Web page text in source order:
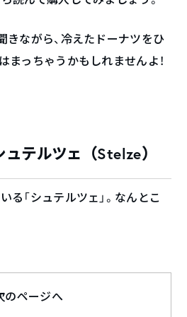
きながら、冷えたドーナツをひ
まっちゃうかもしれませんよ！
テルツェ（Stelze）
る「シュテルツェ」。なんとこ
のページへ